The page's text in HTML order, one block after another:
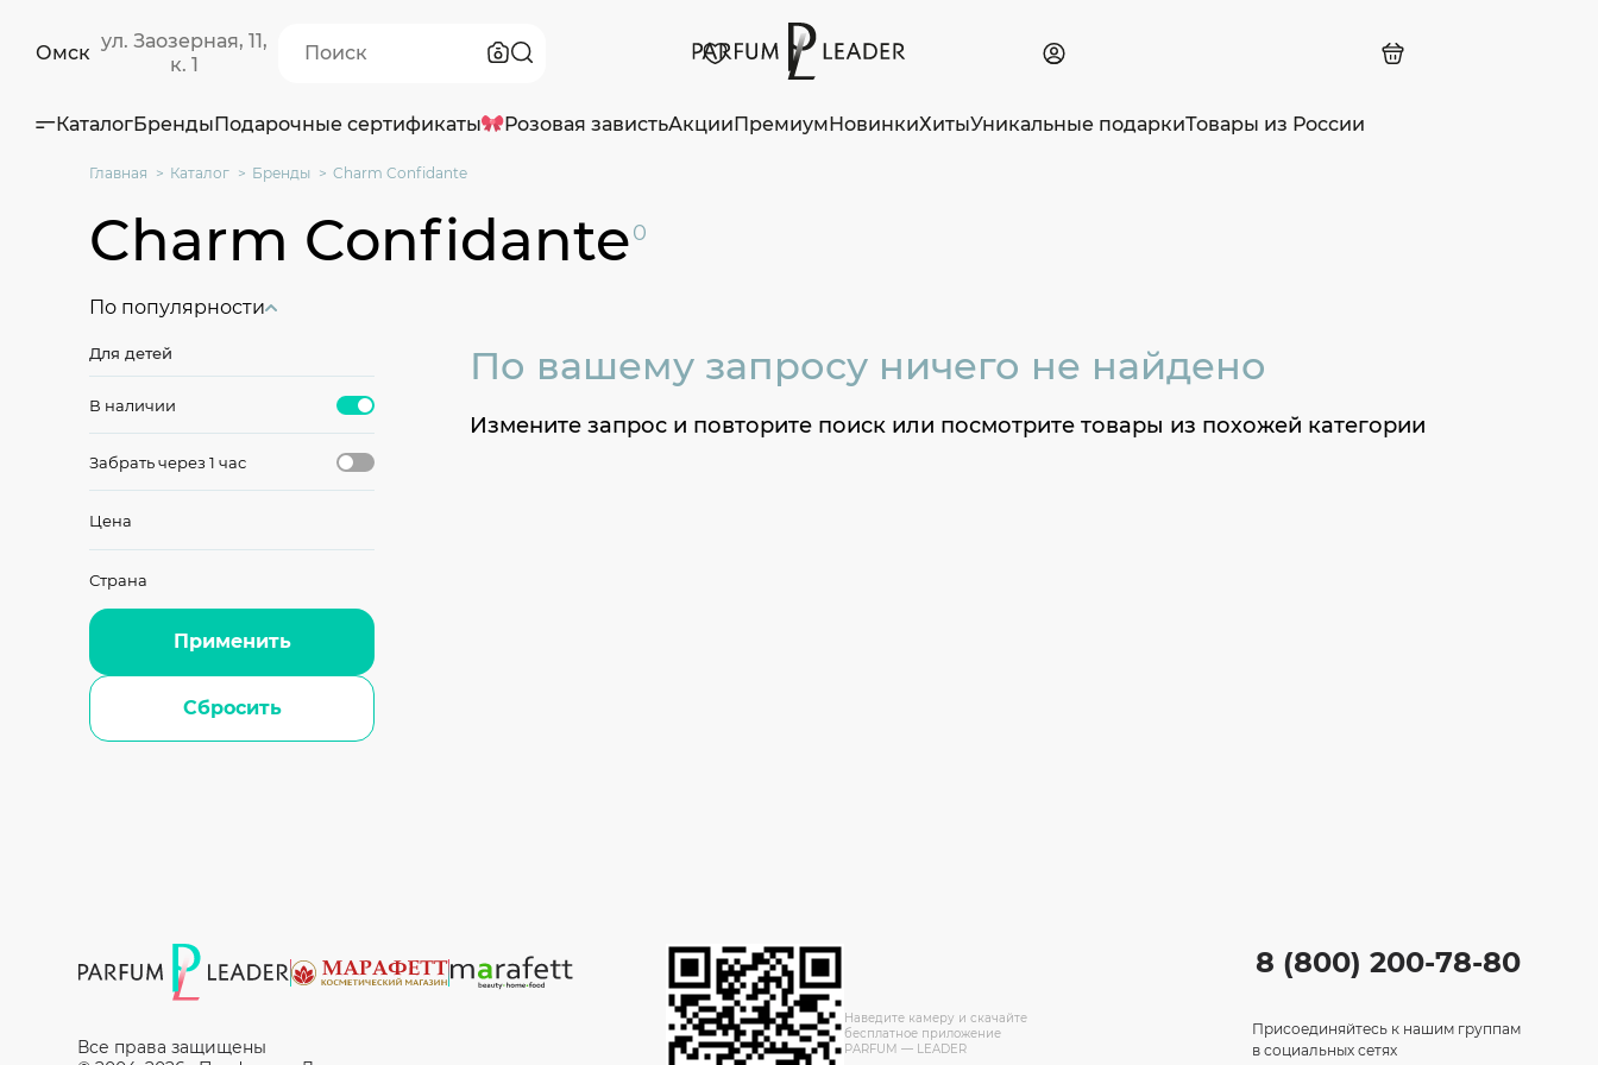
Омск
ул. Заозерная, 11,
к. 1
КаталогБрендыПодарочные сертификаты Розовая завистьАкцииПремиумНовинкиХитыУникальные подаркиТовары из России
Главная Каталог Бренды Charm Confidante
Charm Confidante0
По популярности
Для детей
В наличии
Забрать через 1 час
Цена
Страна
Применить
Сбросить
По вашему запросу ничего не найдено
Измените запрос и повторите поиск или посмотрите товары из похожей категории
Все права защищены
Наведите камеру и скачайте
бесплатное приложение
PARFUM — LEADER
8 (800) 200-78-80
Присоединяйтесь к нашим группам
в социальных сетях